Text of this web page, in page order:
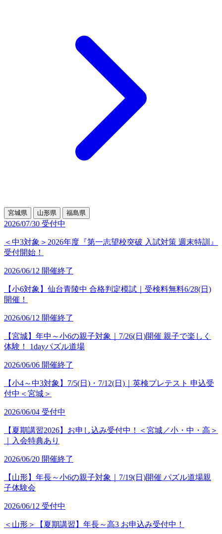
宮城県 山形県 福島県
2026/07/30 受付中
＜中3対象＞2026年度『第一志望校突破 入試対策 週末特訓』
受付開始！
2026/06/12 開催終了
【小6対象】仙台青陵中 合格判定模試｜受検料無料6/28(日)
開催！
2026/06/12 開催終了
【宮城】年中～小6の親子対象｜7/26(日)開催 親子で楽しく
体験！ 1dayパズル道場
2026/06/06 開催終了
【小4～中3対象】7/5(日)・7/12(日)｜英検プレテスト 申込受
付中＜宮城＞
2026/06/04 受付中
【夏期講習2026】お申し込み受付中！＜宮城／小・中・高＞
｜入会特典あり
2026/06/20 開催終了
【山形】年長～小6の親子対象｜7/19(日)開催 パズル道場親
子体験会
2026/06/12 受付中
＜山形＞【夏期講習】年長～高3 お申込み受付中！